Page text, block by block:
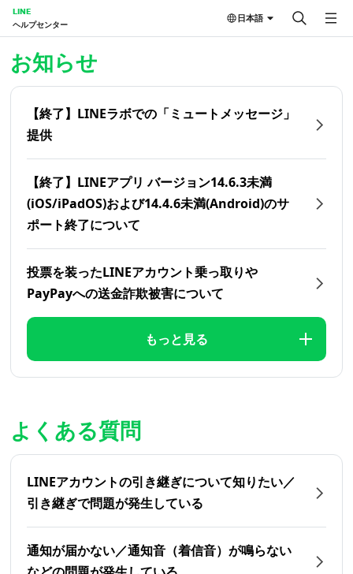
LINE
ヘルプセンター
日本語
お知らせ
【終了】LINEラボでの「ミュートメッセージ」
提供
【終了】LINEアプリ バージョン14.6.3未満
(iOS/iPadOS)および14.4.6未満(Android)のサ
ポート終了について
投票を装ったLINEアカウント乗っ取りや
PayPayへの送金詐欺被害について
もっと見る
よくある質問
LINEアカウントの引き継ぎについて知りたい／
引き継ぎで問題が発生している
通知が届かない／通知音（着信音）が鳴らない